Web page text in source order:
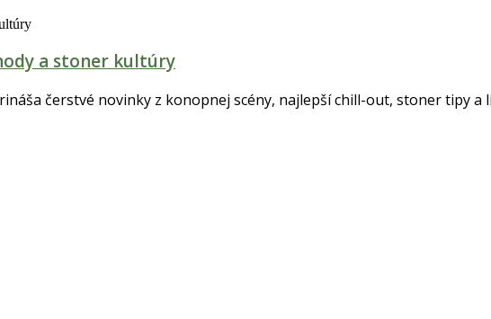
a stoner kultúry
čerstvé novinky z konopnej scény, najlepší chill-out, stoner tipy a